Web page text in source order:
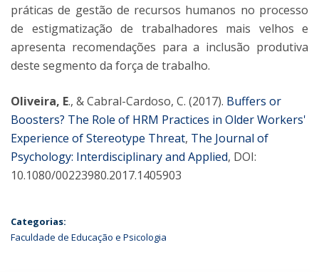
práticas de gestão de recursos humanos no processo
de estigmatização de trabalhadores mais velhos e
apresenta recomendações para a inclusão produtiva
deste segmento da força de trabalho.
Oliveira, E., & Cabral-Cardoso, C. (2017). Buffers or
Boosters? The Role of HRM Practices in Older Workers'
Experience of Stereotype Threat, The Journal of
Psychology: Interdisciplinary and Applied, DOI:
10.1080/00223980.2017.1405903
Categorias:
Faculdade de Educação e Psicologia